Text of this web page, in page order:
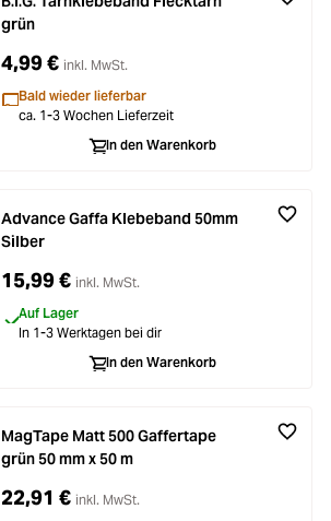
grün
4,99 € inkl. MwSt.
Bald wieder lieferbar
ca. 1-3 Wochen Lieferzeit
In den Warenkorb
Advance Gaffa Klebeband 50mm
Silber
15,99 € inkl. MwSt.
Auf Lager
In 1-3 Werktagen bei dir
In den Warenkorb
MagTape Matt 500 Gaffertape
grün 50 mm x 50 m
22,91 € inkl. MwSt.